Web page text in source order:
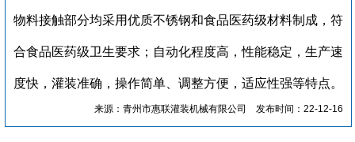
物料接触部分均采用优质不锈钢和食品医药级材料制成，符
合食品医药级卫生要求；自动化程度高，性能稳定，生产速
度快，灌装准确，操作简单、调整方便，适应性强等特点。
来源：青州市惠联灌装机械有限公司 发布时间：22-12-16